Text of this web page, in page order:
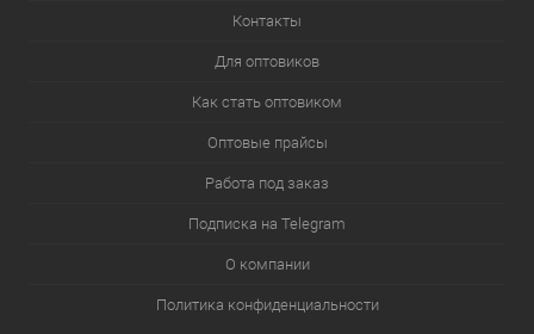
Контакты
Для оптовиков
Как стать оптовиком
Оптовые прайсы
Работа под заказ
Подписка на Telegram
О компании
Политика конфиденциальности